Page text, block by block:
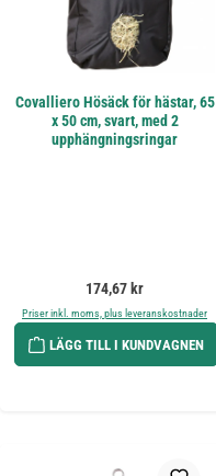
Covalliero Hösäck för hästar, 65
x 50 cm, svart, med 2
upphängningsringar
Ordinarie pris:
174,67 kr
Priser inkl. moms, plus leveranskostnader
LÄGG TILL I KUNDVAGNEN